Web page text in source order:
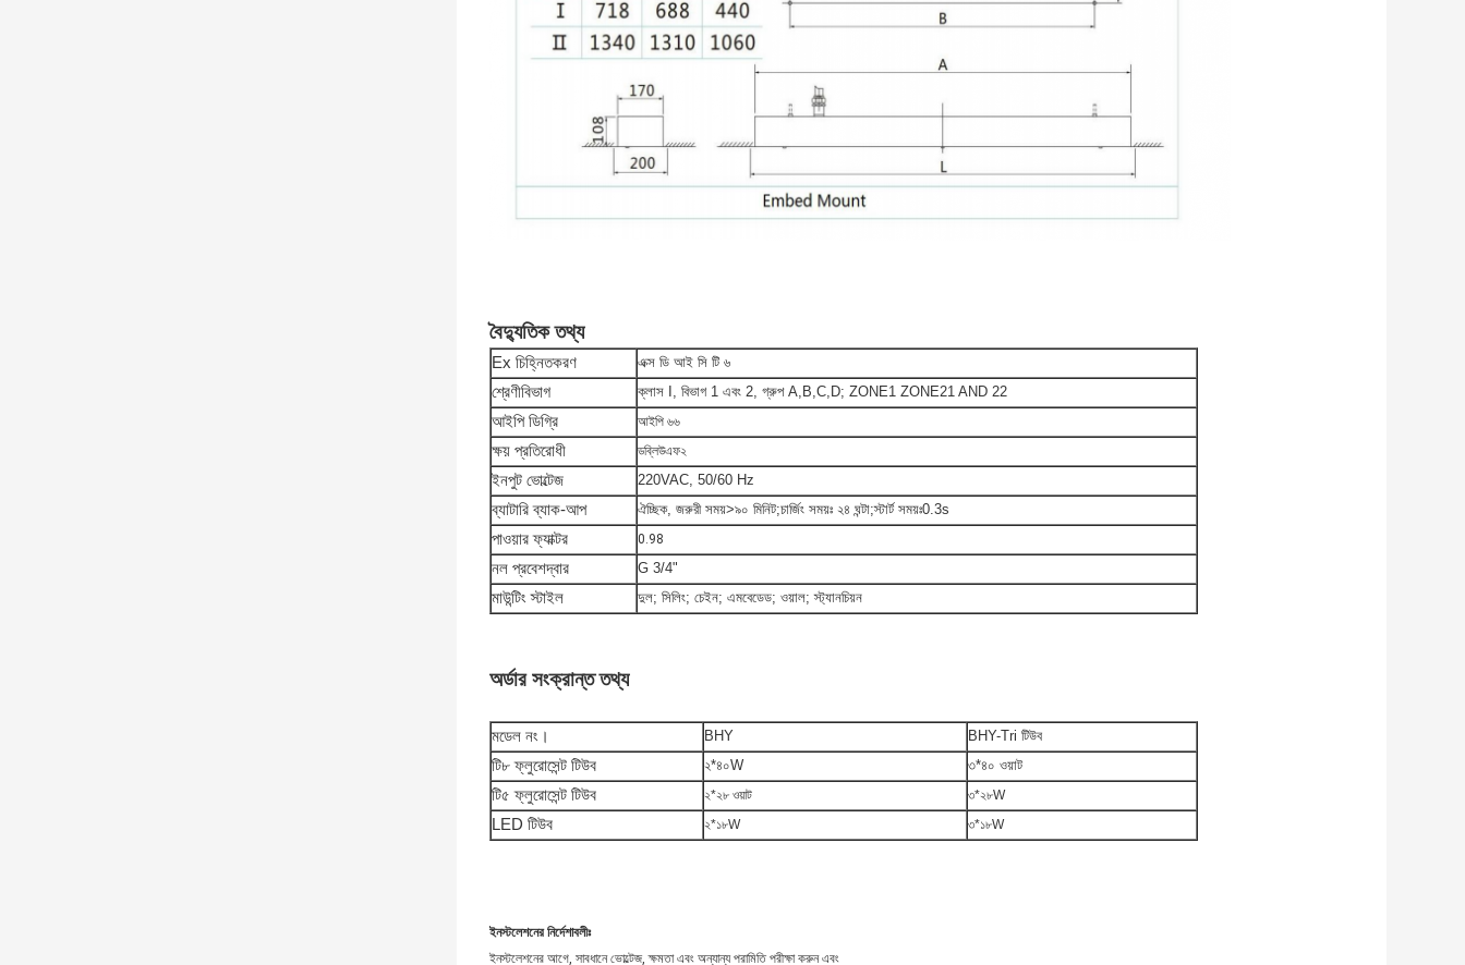
বৈদ্যুতিক তথ্য
Ex চিহ্নিতকরণ এক্স ডি আই সি টি ৬
শ্রেণীবিভাগ ক্লাস I, বিভাগ 1 এবং 2, গ্রুপ A,B,C,D; ZONE1 ZONE21 AND 22
আইপি ডিগ্রি আইপি ৬৬
ক্ষয় প্রতিরোধী ডব্লিউএফ২
ইনপুট ভোল্টেজ 220VAC, 50/60 Hz
ব্যাটারি ব্যাক-আপ ঐচ্ছিক, জরুরী সময়>৯০ মিনিট;চার্জিং সময়ঃ ২৪ ঘন্টা;স্টার্ট সময়ঃ0.3s
পাওয়ার ফ্যাক্টর 0.98
নল প্রবেশদ্বার G 3/4"
মাউন্টিং স্টাইল দুল; সিলিং; চেইন; এমবেডেড; ওয়াল; স্ট্যানচিয়ন
অর্ডার সংক্রান্ত তথ্য
মডেল নং। BHY BHY-Tri টিউব
টি৮ ফ্লুরোসেন্ট টিউব ২*৪০W ৩*৪০ ওয়াট
টি৫ ফ্লুরোসেন্ট টিউব ২*২৮ ওয়াট ৩*২৮W
LED টিউব ২*১৮W ৩*১৮W
ইনস্টলেশনের নির্দেশাবলীঃ
ইনস্টলেশনের আগে, সাবধানে ভোল্টেজ, ক্ষমতা এবং অন্যান্য পরামিতি পরীক্ষা করুন এবং